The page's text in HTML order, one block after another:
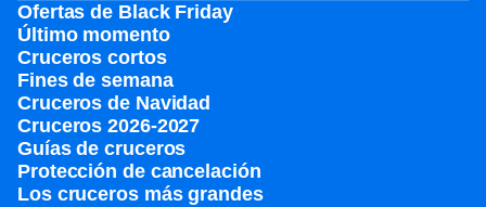
Ofertas de Black Friday
Último momento
Cruceros cortos
Fines de semana
Cruceros de Navidad
Cruceros 2026-2027
Guías de cruceros
Protección de cancelación
Los cruceros más grandes